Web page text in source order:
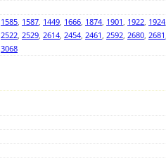
1585, 1587, 1449, 1666, 1874, 1901, 1922, 1924
2522, 2529, 2614, 2454, 2461, 2592, 2680, 2681
3068